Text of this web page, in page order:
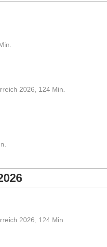
2026, 124 Min.
2026, 124 Min.